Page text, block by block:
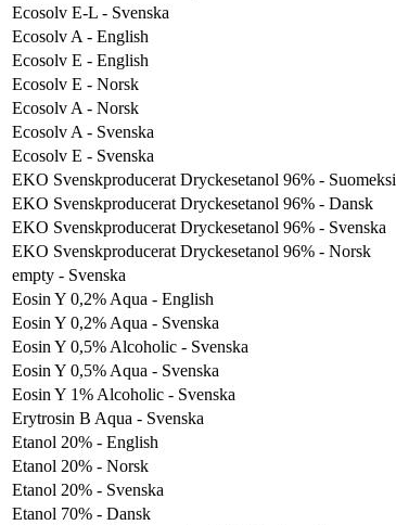
Ecosolv E-L - Svenska
Ecosolv A - English
Ecosolv E - English
Ecosolv E - Norsk
Ecosolv A - Norsk
Ecosolv A - Svenska
Ecosolv E - Svenska
EKO Svenskproducerat Dryckesetanol 96% - Suomeksi
EKO Svenskproducerat Dryckesetanol 96% - Dansk
EKO Svenskproducerat Dryckesetanol 96% - Svenska
EKO Svenskproducerat Dryckesetanol 96% - Norsk
empty - Svenska
Eosin Y 0,2% Aqua - English
Eosin Y 0,2% Aqua - Svenska
Eosin Y 0,5% Alcoholic - Svenska
Eosin Y 0,5% Aqua - Svenska
Eosin Y 1% Alcoholic - Svenska
Erytrosin B Aqua - Svenska
Etanol 20% - English
Etanol 20% - Norsk
Etanol 20% - Svenska
Etanol 70% - Dansk